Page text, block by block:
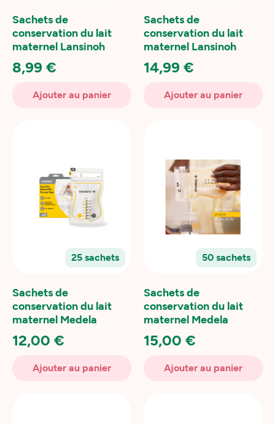
Sachets de
conservation du lait
maternel Lansinoh
8,99 €
Ajouter au panier
Sachets de
conservation du lait
maternel Lansinoh
14,99 €
Ajouter au panier
25 sachets
Sachets de
conservation du lait
maternel Medela
12,00 €
Ajouter au panier
50 sachets
Sachets de
conservation du lait
maternel Medela
15,00 €
Ajouter au panier